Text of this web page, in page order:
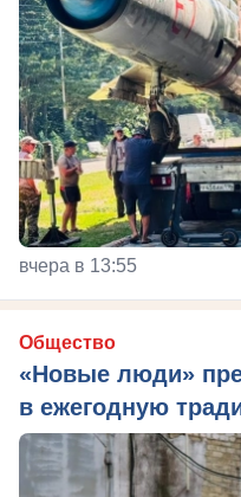
вчера в 13:55
Общество
«Новые люди»
в ежегодную